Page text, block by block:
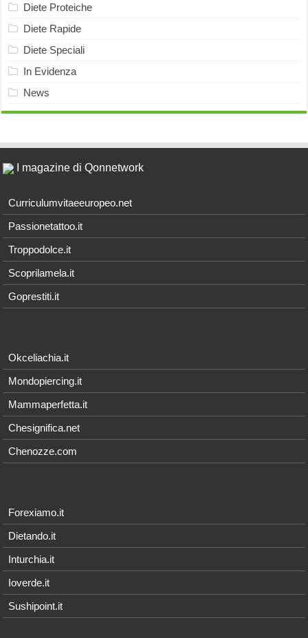
Diete Proteiche
Diete Rapide
Diete Speciali
In Evidenza
News
I magazine di Qonnetwork
Curriculumvitaeeuropeo.net
Passionetattoo.it
Troppodolce.it
Scoprilamela.it
Goprestiti.it
Okceliachia.it
Mondopiercing.it
Mammaperfetta.it
Chesignifica.net
Chenozze.com
Forexiamo.it
Dietando.it
Inturchia.it
Ioverde.it
Sushipoint.it